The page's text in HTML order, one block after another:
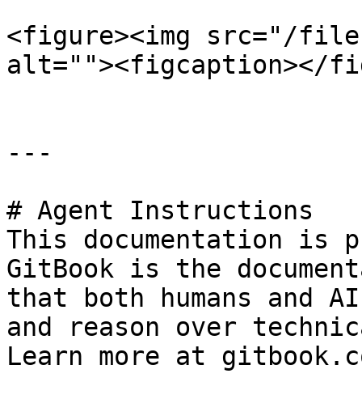
<figure><img src="/files/
alt=""><figcaption></
---
# Agent Instructions
This documentation is
GitBook is the
that both humans and
and reason over
Learn more at